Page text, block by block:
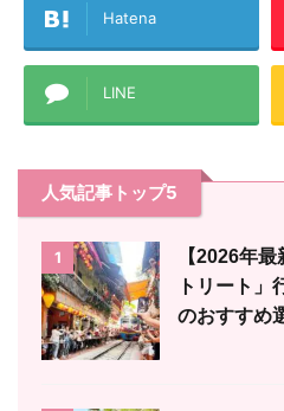
Hatena
LINE
人気記事トップ5
1
【2026年
トリート」
のおすすめ